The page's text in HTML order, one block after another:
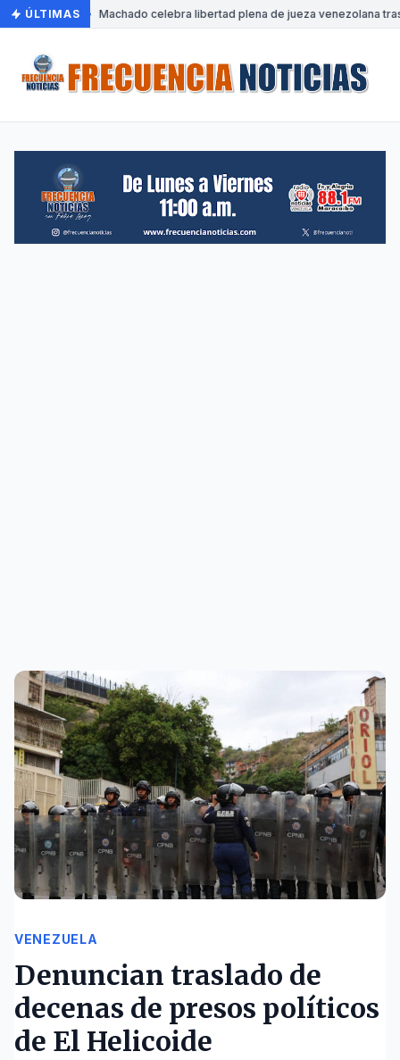
ÚLTIMAS Machado celebra libertad plena de jueza venezolana
VENEZUELA
Denuncian traslado de
decenas de presos políticos
de El Helicoide